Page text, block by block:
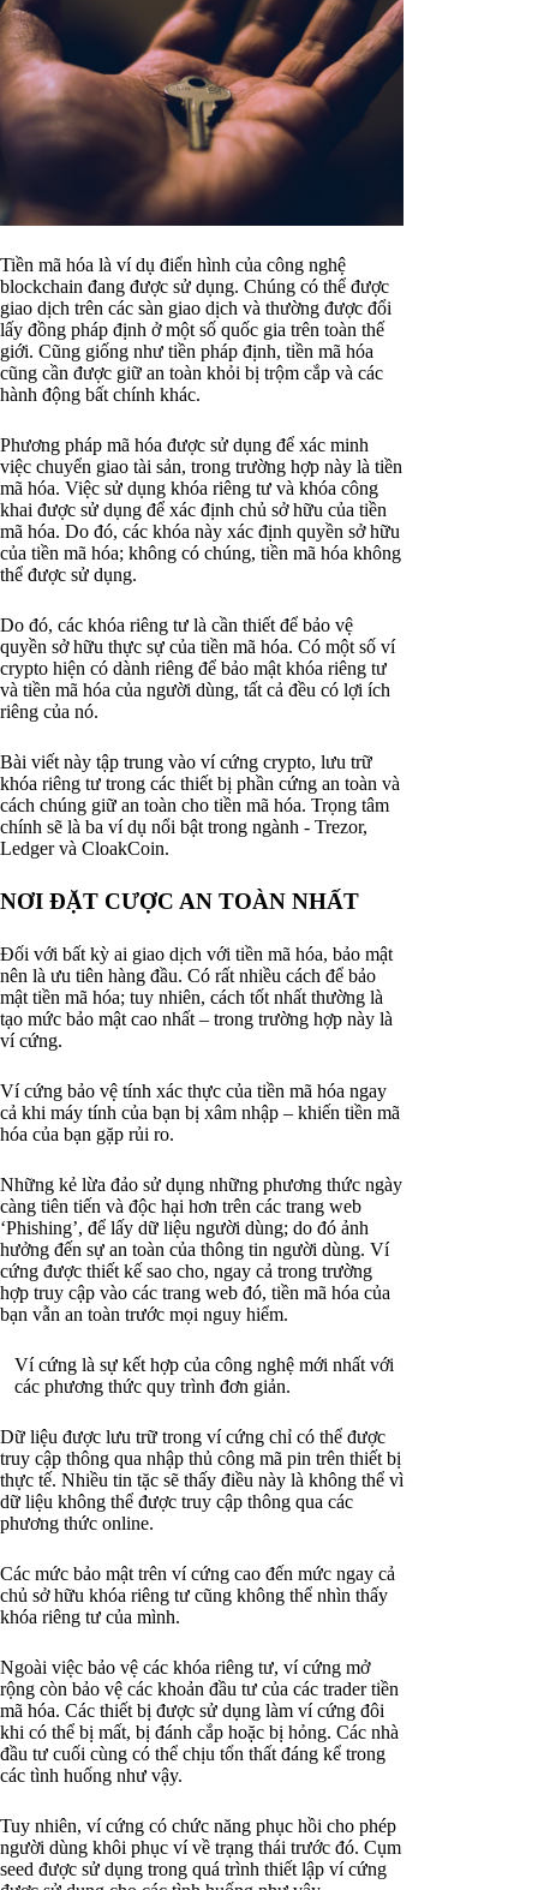
Tiền mã hóa là ví dụ điển hình của công nghệ
blockchain đang được sử dụng. Chúng có thể được
giao dịch trên các sàn giao dịch và thường được đổi
lấy đồng pháp định ở một số quốc gia trên toàn thế
giới. Cũng giống như tiền pháp định, tiền mã hóa
cũng cần được giữ an toàn khỏi bị trộm cắp và các
hành động bất chính khác.
Phương pháp mã hóa được sử dụng để xác minh
việc chuyển giao tài sản, trong trường hợp này là tiền
mã hóa. Việc sử dụng khóa riêng tư và khóa công
khai được sử dụng để xác định chủ sở hữu của tiền
mã hóa. Do đó, các khóa này xác định quyền sở hữu
của tiền mã hóa; không có chúng, tiền mã hóa không
thể được sử dụng.
Do đó, các khóa riêng tư là cần thiết để bảo vệ
quyền sở hữu thực sự của tiền mã hóa. Có một số ví
crypto hiện có dành riêng để bảo mật khóa riêng tư
và tiền mã hóa của người dùng, tất cả đều có lợi ích
riêng của nó.
Bài viết này tập trung vào ví cứng crypto, lưu trữ
khóa riêng tư trong các thiết bị phần cứng an toàn và
cách chúng giữ an toàn cho tiền mã hóa. Trọng tâm
chính sẽ là ba ví dụ nổi bật trong ngành - Trezor,
Ledger và CloakCoin.
NƠI ĐẶT CƯỢC AN TOÀN NHẤT
Đối với bất kỳ ai giao dịch với tiền mã hóa, bảo mật
nên là ưu tiên hàng đầu. Có rất nhiều cách để bảo
mật tiền mã hóa; tuy nhiên, cách tốt nhất thường là
tạo mức bảo mật cao nhất – trong trường hợp này là
ví cứng.
Ví cứng bảo vệ tính xác thực của tiền mã hóa ngay
cả khi máy tính của bạn bị xâm nhập – khiến tiền mã
hóa của bạn gặp rủi ro.
Những kẻ lừa đảo sử dụng những phương thức ngày
càng tiên tiến và độc hại hơn trên các trang web
‘Phishing’, để lấy dữ liệu người dùng; do đó ảnh
hưởng đến sự an toàn của thông tin người dùng. Ví
cứng được thiết kế sao cho, ngay cả trong trường
hợp truy cập vào các trang web đó, tiền mã hóa của
bạn vẫn an toàn trước mọi nguy hiểm.
Ví cứng là sự kết hợp của công nghệ mới nhất với
các phương thức quy trình đơn giản.
Dữ liệu được lưu trữ trong ví cứng chỉ có thể được
truy cập thông qua nhập thủ công mã pin trên thiết bị
thực tế. Nhiều tin tặc sẽ thấy điều này là không thể vì
dữ liệu không thể được truy cập thông qua các
phương thức online.
Các mức bảo mật trên ví cứng cao đến mức ngay cả
chủ sở hữu khóa riêng tư cũng không thể nhìn thấy
khóa riêng tư của mình.
Ngoài việc bảo vệ các khóa riêng tư, ví cứng mở
rộng còn bảo vệ các khoản đầu tư của các trader tiền
mã hóa. Các thiết bị được sử dụng làm ví cứng đôi
khi có thể bị mất, bị đánh cắp hoặc bị hỏng. Các nhà
đầu tư cuối cùng có thể chịu tổn thất đáng kể trong
các tình huống như vậy.
Tuy nhiên, ví cứng có chức năng phục hồi cho phép
người dùng khôi phục ví về trạng thái trước đó. Cụm
seed được sử dụng trong quá trình thiết lập ví cứng